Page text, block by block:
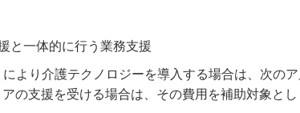
と一体的に行う業務支援
により介護テクノロジーを導入する場合は、次の
の支援を受ける場合は、その費用を補助対象とし